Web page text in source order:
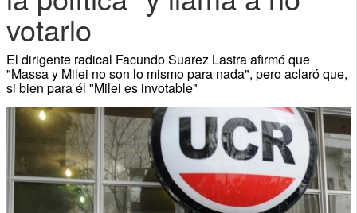
votarlo
El dirigente radical Facundo Suarez Lastra afirmó que
"Massa y Milei no son lo mismo para nada", pero aclaró que,
si bien para él "Milei es invotable"